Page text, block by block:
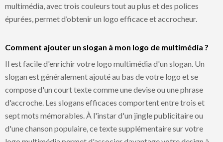
multimédia, avec trois couleurs tout au plus et des polices
épurées, permet d’obtenir un logo efficace et accrocheur.
Comment ajouter un slogan à mon logo de multimédia ?
Il est facile d'enrichir votre logo multimédia d'un slogan. Un
slogan est généralement ajouté au bas de votre logo et se
compose d'un court texte comme une devise ou une phrase
d'accroche. Les slogans efficaces comportent entre trois et
sept mots mémorables. À l'instar d'un jingle publicitaire ou
d'une chanson populaire, ce texte supplémentaire sur votre